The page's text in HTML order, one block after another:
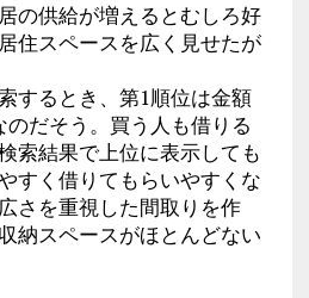
の供給が増えるとむしろ好
住スペースを広く見せたが
するとき、第1順位は金額
だそう。買う人も借りる
索結果で上位に表示しても
すく借りてもらいやすくな
さを重視した間取りを作
納スペースがほとんどない